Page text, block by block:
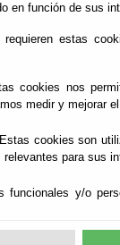
en función de sus
estas
cookies nos
medir y mejorar
cookies son
relevantes para sus
funcionales y/o